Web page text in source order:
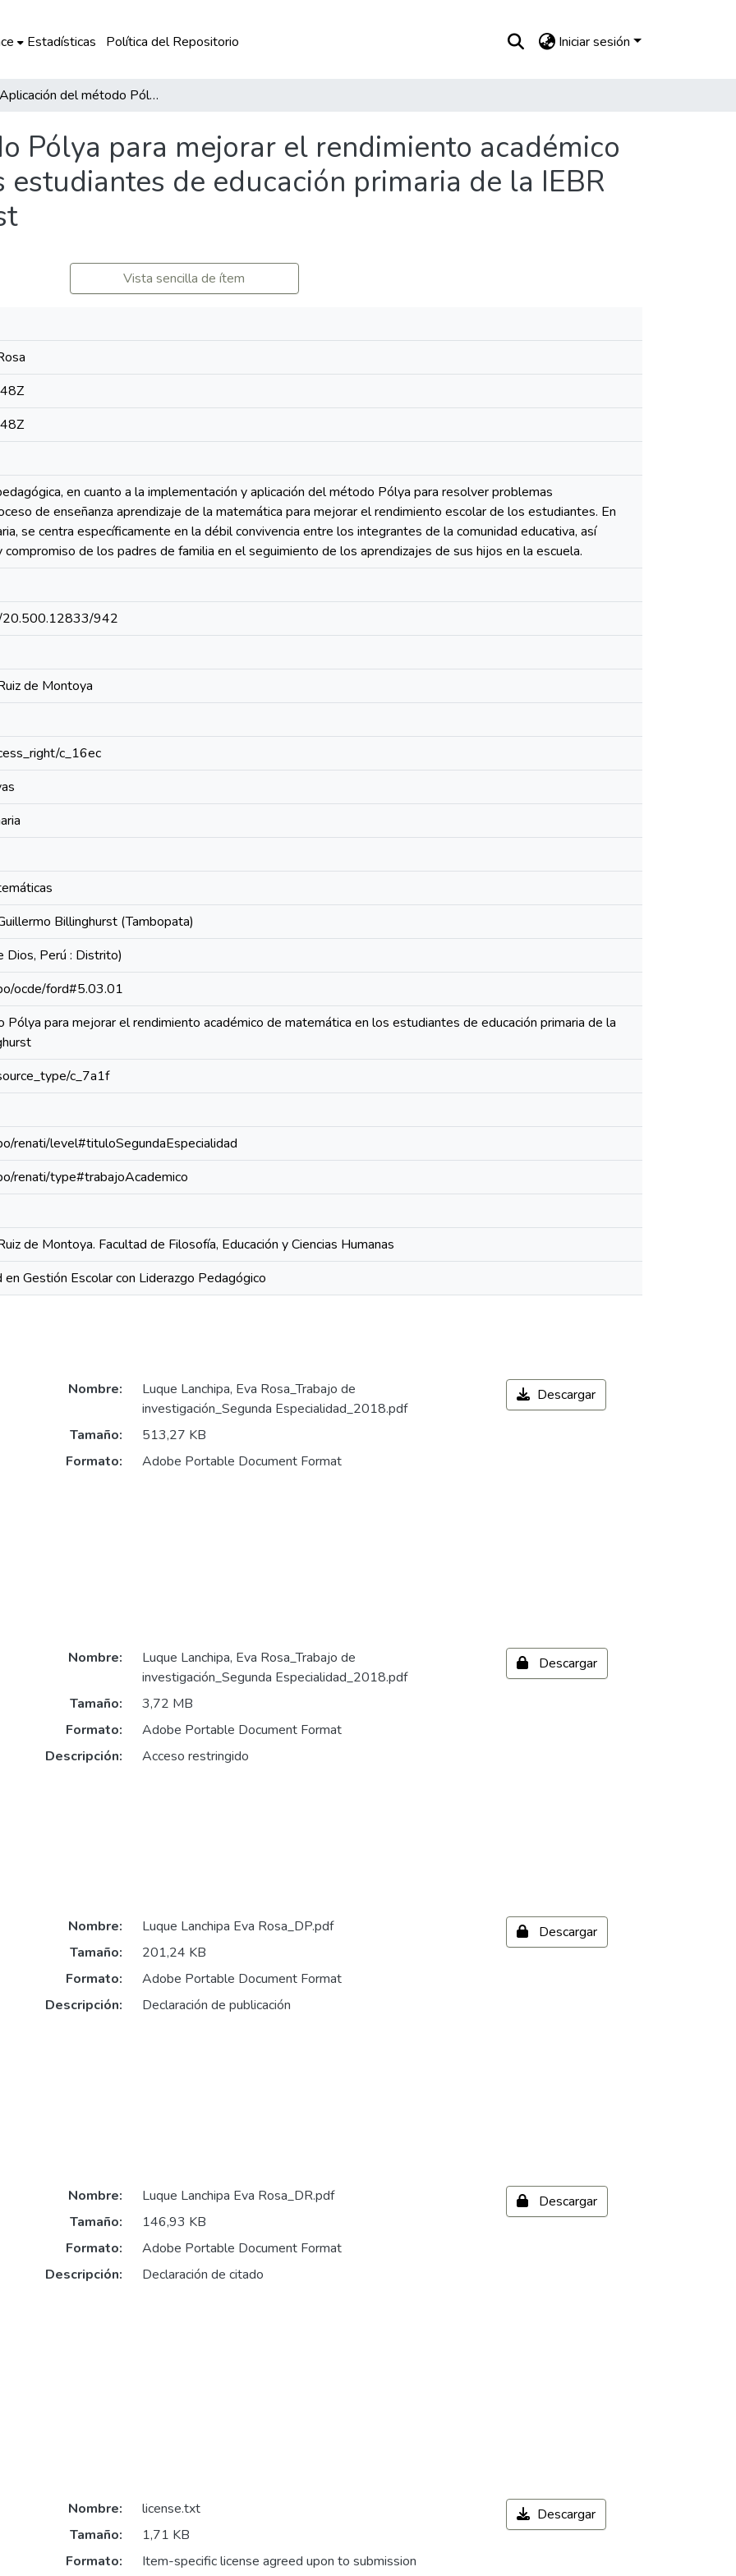
Estadísticas Política del Repositorio Iniciar sesión
Aplicación del método Pólya para mejorar el rendimiento académico de matemática en los estudiantes de educación primaria de la IEBR Guillermo Billinghurst
Pólya para mejorar el rendimiento académico
de educación primaria de la IEBR
Vista sencilla de ítem
en cuanto a la implementación y aplicación del método Pólya para resolver problemas
de enseñanza aprendizaje de la matemática para mejorar el rendimiento escolar de los estudiantes. En
se centra específicamente en la débil convivencia entre los integrantes de la comunidad educativa, así
de los padres de familia en el seguimiento de los aprendizajes de sus hijos en la escuela.
20.500.12833/942
de Montoya
c_16ec
Billinghurst (Tambopata)
Dios, Perú : Distrito)
ocde/ford#5.03.01
para mejorar el rendimiento académico de matemática en los estudiantes de educación primaria de la
c_7a1f
renati/level#tituloSegundaEspecialidad
renati/type#trabajoAcademico
de Montoya. Facultad de Filosofía, Educación y Ciencias Humanas
en Gestión Escolar con Liderazgo Pedagógico
Nombre:
Luque Lanchipa, Eva Rosa_Trabajo de
investigación_Segunda Especialidad_2018.pdf
Tamaño:
513,27 KB
Formato:
Adobe Portable Document Format
Descargar
Nombre:
Luque Lanchipa, Eva Rosa_Trabajo de
investigación_Segunda Especialidad_2018.pdf
Tamaño:
3,72 MB
Formato:
Adobe Portable Document Format
Descripción:
Acceso restringido
Descargar
Nombre:
Luque Lanchipa Eva Rosa_DP.pdf
Tamaño:
201,24 KB
Formato:
Adobe Portable Document Format
Descripción:
Declaración de publicación
Descargar
Nombre:
Luque Lanchipa Eva Rosa_DR.pdf
Tamaño:
146,93 KB
Formato:
Adobe Portable Document Format
Descripción:
Declaración de citado
Descargar
Nombre:
license.txt
Tamaño:
1,71 KB
Formato:
Item-specific license agreed upon to submission
Descargar